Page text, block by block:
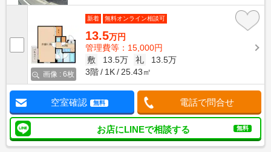
画像 : 6枚
新着 無料オンライン相談可
13.5万円
管理費等：15,000円
敷
13.5万 礼
13.5万
3階
1K 25.43㎡
空室確認 無料 電話で問合せ
お店にLINEで相談する 無料